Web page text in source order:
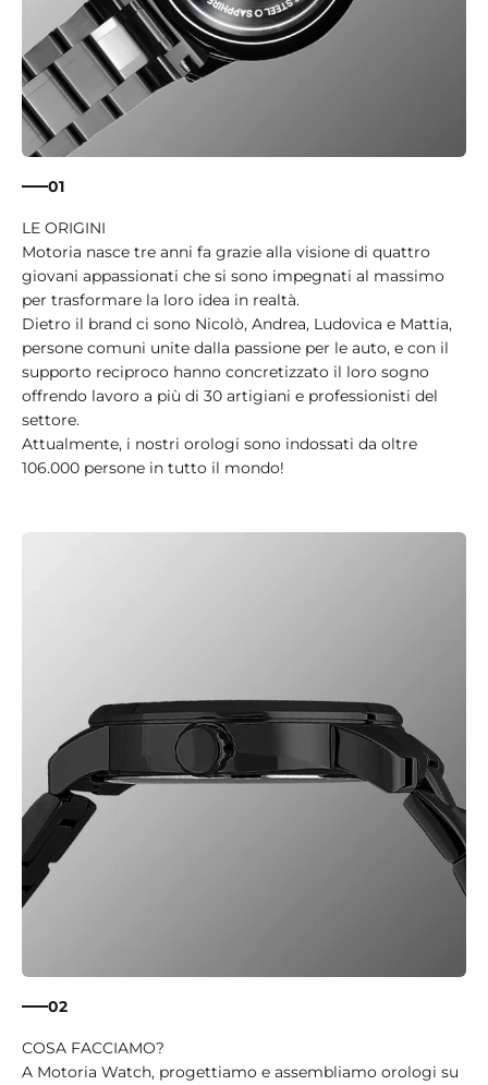
01
Motoria nasce tre anni fa grazie alla visione di quattro
giovani appassionati che si sono impegnati al massimo
per trasformare la loro idea in realtà.
Dietro il brand ci sono Nicolò, Andrea, Ludovica e Mattia,
persone comuni unite dalla passione per le auto, e con il
supporto reciproco hanno concretizzato il loro sogno
offrendo lavoro a più di 30 artigiani e professionisti del
settore.
Attualmente, i nostri orologi sono indossati da oltre
106.000 persone in tutto il mondo!
02
A Motoria Watch, progettiamo e assembliamo orologi su